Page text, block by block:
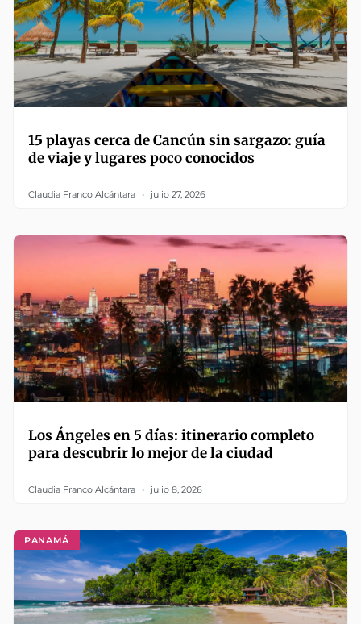
15 playas cerca de Cancún sin sargazo: guía
de viaje y lugares poco conocidos
Claudia Franco Alcántara julio 27, 2026
Los Ángeles en 5 días: itinerario completo
para descubrir lo mejor de la ciudad
Claudia Franco Alcántara julio 8, 2026
PANAMÁ